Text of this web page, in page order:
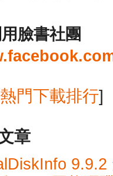
臉書社團
門下載排行]
章
9.9.2